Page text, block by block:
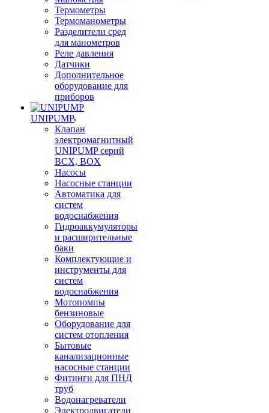
Термометры
Термоманометры
Разделители сред
для манометров
Реле давления
Датчики
Дополнительное
оборудование для
приборов
UNIPUMP
Клапан
электромагнитный
UNIPUMP серий
BCX, BOX
Насосы
Насосные станции
Автоматика для
систем
водоснабжения
Гидроаккумуляторы
и расширительные
баки
Комплектующие и
инструменты для
систем
водоснабжения
Мотопомпы
бензиновые
Оборудование для
систем отопления
Бытовые
канализационные
насосные станции
Фитинги для ПНД
труб
Водонагреватели
Электродвигатели